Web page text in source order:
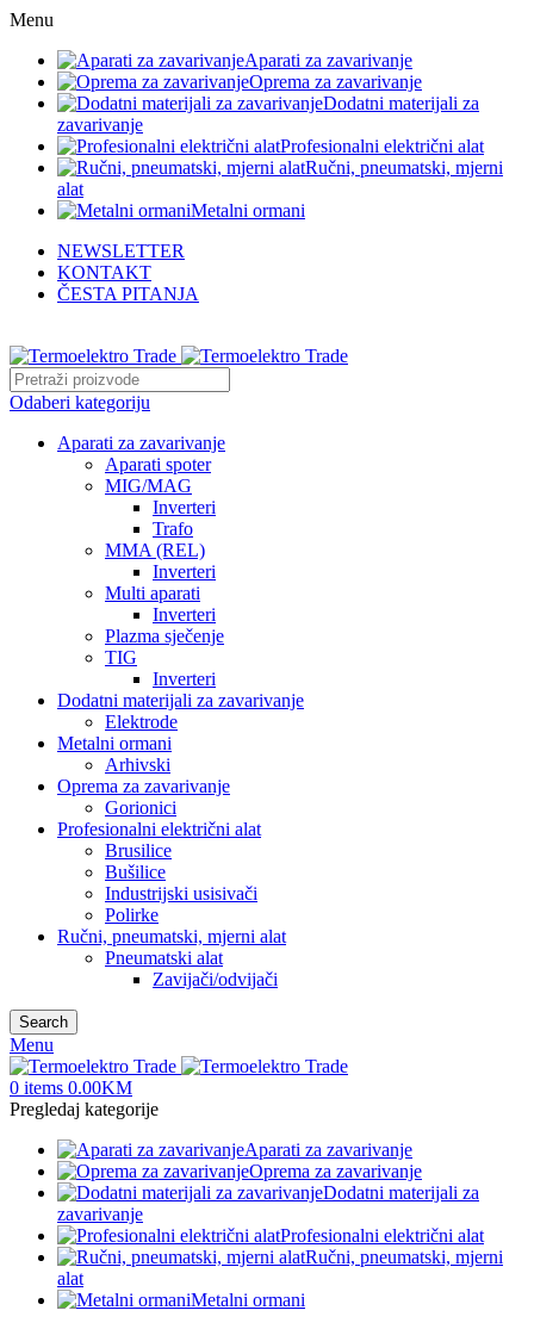
Menu
Aparati za zavarivanje
Oprema za zavarivanje
Dodatni materijali za
zavarivanje
Profesionalni električni alat
Ručni, pneumatski, mjerni
alat
Metalni ormani
NEWSLETTER
KONTAKT
ČESTA PITANJA
Odaberi kategoriju
Aparati za zavarivanje
Aparati spoter
MIG/MAG
Inverteri
Trafo
MMA (REL)
Inverteri
Multi aparati
Inverteri
Plazma sječenje
TIG
Inverteri
Dodatni materijali za zavarivanje
Elektrode
Metalni ormani
Arhivski
Oprema za zavarivanje
Gorionici
Profesionalni električni alat
Brusilice
Bušilice
Industrijski usisivači
Polirke
Ručni, pneumatski, mjerni alat
Pneumatski alat
Zavijači/odvijači
Search
Menu
0 items 0.00KM
Pregledaj kategorije
Aparati za zavarivanje
Oprema za zavarivanje
Dodatni materijali za
zavarivanje
Profesionalni električni alat
Ručni, pneumatski, mjerni
alat
Metalni ormani